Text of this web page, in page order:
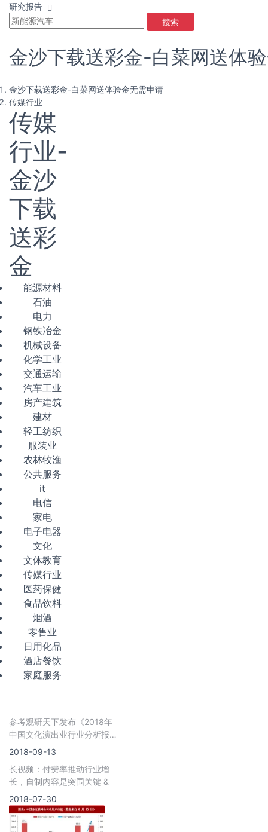
研究报告
搜索
金沙下载送彩金-白菜网送体
金沙下载送彩金-白菜网送体验金无需申请
传媒行业
传媒
行业-
金沙
下载
送彩
金
能源材料
石油
电力
钢铁冶金
机械设备
化学工业
交通运输
汽车工业
房产建筑
建材
轻工纺织
服装业
农林牧渔
公共服务
it
电信
家电
电子电器
文化
文体教育
传媒行业
医药保健
食品饮料
烟酒
零售业
日用化品
酒店餐饮
家庭服务
参考观研天下发布《2018年
中国文化演出业行业分析报
告-市场深度调研与发展趋势
2018-09-13
长视频：付费率推动行业增
长，自制内容是突围关键 &
2018-07-30